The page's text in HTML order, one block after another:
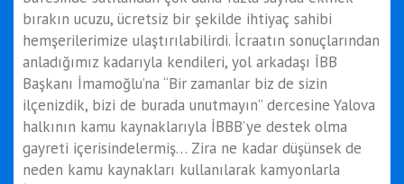
bırakın ucuzu, ücretsiz bir şekilde ihtiyaç sahibi
hemşerilerimize ulaştırılabilirdi. İcraatın sonuçlarından
anladığımız kadarıyla kendileri, yol arkadaşı İBB
Başkanı İmamoğlu’na “Bir zamanlar biz de sizin
ilçenizdik, bizi de burada unutmayın” dercesine Yalova
halkının kamu kaynaklarıyla İBBB’ye destek olma
gayreti içerisindelermiş… Zira ne kadar düşünsek de
neden kamu kaynakları kullanılarak kamyonlarla